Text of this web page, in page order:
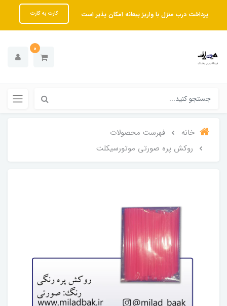
پرداخت درب منزل با واریز بیعانه امکان پذیر است کارت به کارت
0
خانه
فهرست محصولات
روکش پره صورتی موتورسیکلت